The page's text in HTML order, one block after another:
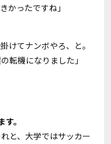
かったですね」
けてナンボやろ、と。
転機になりました」
。
と、大学ではサッカー